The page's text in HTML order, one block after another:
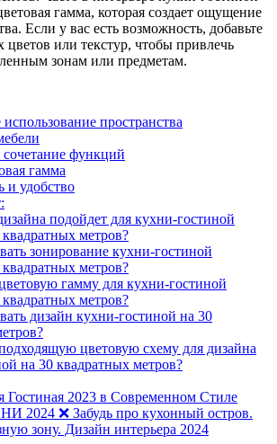
гамма, которая создает ощущение
Если у вас есть возможность, добавьте
или текстур, чтобы привлечь
зонам или предметам.
пространства
функций
гамма
и удобство
подойдет для кухни-гостиной
метров?
зонирование кухни-гостиной
метров?
гамму для кухни-гостиной
метров?
дизайн кухни-гостиной на 30
цветовую схему для дизайна
на 30 квадратных метров?
Гостиная 2023 в Современном Стиле
❌ Забудь про кухонный остров.
зону. Дизайн интерьера 2024